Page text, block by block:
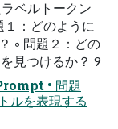
ベルトークン
１：どのように
◦ 問題２：どの
見つけるか？ 9
• 問題
ルを表現する